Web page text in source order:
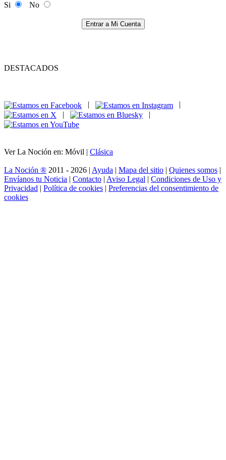
Si
No
Entrar a Mi Cuenta
DESTACADOS
|
|
Ver La Noción en: Móvil | Clásica
La Noción ® 2011 - 2026 | Ayuda | Mapa del sitio | Quienes somos |
Envíanos tu Noticia | Contacto | Aviso Legal | Condiciones de Uso y
Privacidad | Política de cookies | Preferencias del consentimiento de
cookies